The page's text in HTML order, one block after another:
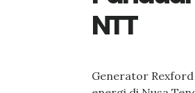
NTT
Generator